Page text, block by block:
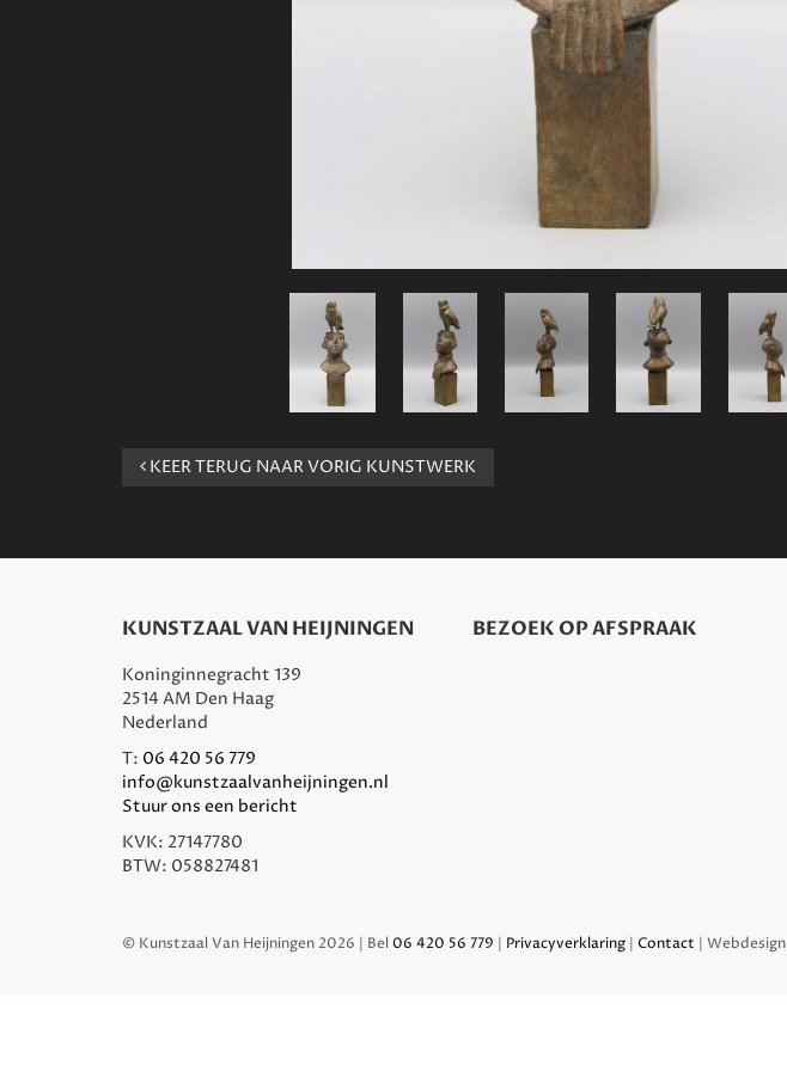
KEER TERUG NAAR VORIG KUNSTWERK
KUNSTZAAL VAN HEIJNINGEN
Koninginnegracht 139
2514 AM Den Haag
Nederland
T: 06 420 56 779
info@kunstzaalvanheijningen.nl
Stuur ons een bericht
KVK: 27147780
BTW: 058827481
BEZOEK OP AFSPRAAK
© Kunstzaal Van Heijningen 2026 | Bel 06 420 56 779 | Privacyverklaring | Contact | Webdesign